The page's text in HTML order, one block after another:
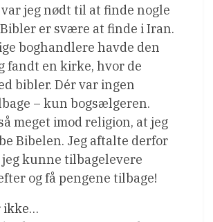
jeg nødt til at finde nogle
er svære at finde i Iran.
boghandlere havde den
fandt en kirke, hvor de
bibler. Dér var ingen
– kun bogsælgeren.
meget imod religion, at jeg
Bibelen. Jeg aftalte derfor
jeg kunne tilbagelevere
og få pengene tilbage!
ikke…